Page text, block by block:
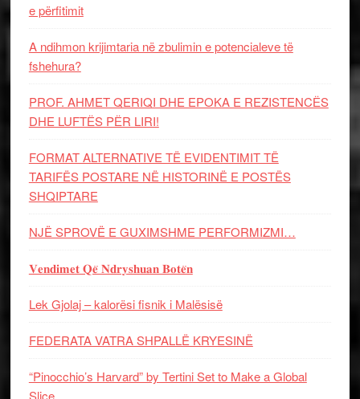
e përfitimit
A ndihmon krijimtaria në zbulimin e potencialeve të
fshehura?
PROF. AHMET QERIQI DHE EPOKA E REZISTENCЁS
DHE LUFTЁS PЁR LIRI!
FORMAT ALTERNATIVE TË EVIDENTIMIT TË
TARIFËS POSTARE NË HISTORINË E POSTËS
SHQIPTARE
NJË SPROVË E GUXIMSHME PERFORMIZMI…
𝐕𝐞𝐧𝐝𝐢𝐦𝐞𝐭 𝐐𝐞̈ 𝐍𝐝𝐫𝐲𝐬𝐡𝐮𝐚𝐧 𝐁𝐨𝐭𝐞̈𝐧
Lek Gjolaj – kalorësi fisnik i Malësisë
FEDERATA VATRA SHPALLË KRYESINË
“Pinocchio’s Harvard” by Tertini Set to Make a Global
Slice